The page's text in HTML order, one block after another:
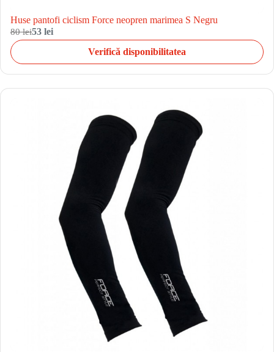
Huse pantofi ciclism Force neopren marimea S Negru
80 lei53 lei
Verifică disponibilitatea